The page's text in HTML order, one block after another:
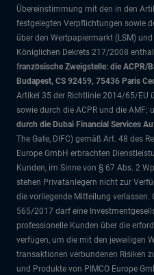
Übereinstimmung mit den in den
festgelegten Verpflichtungen sowie
über den Wertpapiermarkt (LSM)
Königlichen Dekrets 217/2008
französische Zweigstelle: die ACPR/
Budapest, CS 92459, 75436 Paris
Artikel 35 der Richtlinie 2014/65/EU
sowie durch die ACPR und die AMF;
durch die Dubai Financial Services
The Gate, DIFC) gemäß Art. 48 des
Europe GmbH erbrachten
Kunden, im Sinne von § 67 Abs. 2
stehen Privatanlegern nicht zur
die vorliegende Mitteilung verlassen.
565/2017 darf eine
professionelle Kunden über die
verfügen, um die mit den jeweiligen
transaktionen verbundenen Risiken
und Produkte von PIMCO Europe